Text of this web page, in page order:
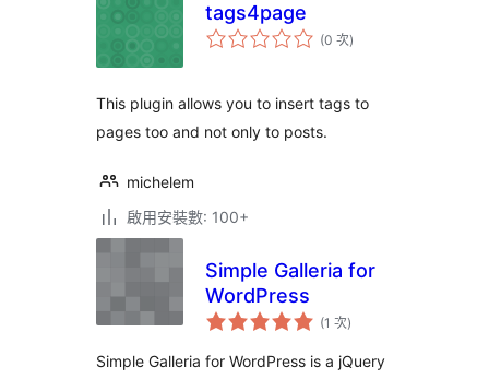
tags4page
(0 次評
分)
This plugin allows you to insert tags to
pages too and not only to posts.
michelem
啟用安裝數: 100+
Simple Galleria for
WordPress
(1 次評
分
數
)
Simple Galleria for WordPress is a jQuery